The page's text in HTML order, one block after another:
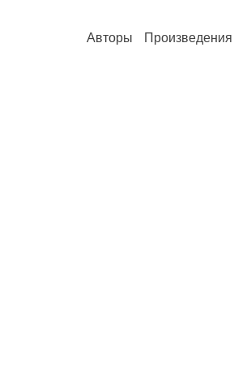
Авторы Произведения